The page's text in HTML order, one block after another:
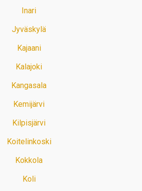
Inari
Jyväskylä
Kajaani
Kalajoki
Kangasala
Kemijärvi
Kilpisjärvi
Koitelinkoski
Kokkola
Koli